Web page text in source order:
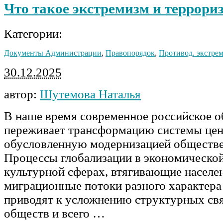
Что такое экстремизм и
Категории:
Документы Администрации, Правопорядок, Противод.
30.12.2025
автор: Шутемова Наталья
В наше время современное российское
переживает трансформацию системы
обусловленную модернизацией
Процессы глобализации в
культурной сферах, втягивающие
миграционные потоки разного
приводят к усложнению структурных
обществ и всего …